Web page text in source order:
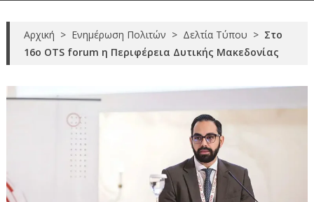
Αρχική > Ενημέρωση Πολιτών > Δελτία Τύπου > Στο
16ο OTS forum η Περιφέρεια Δυτικής Μακεδονίας